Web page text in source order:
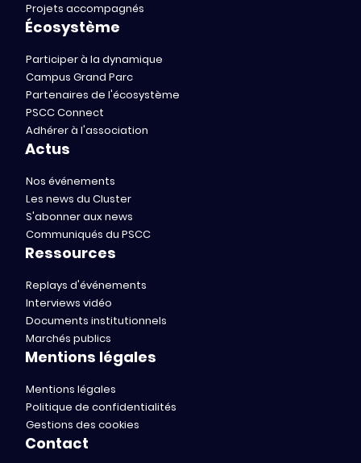
Projets accompagnés
Écosystème
Participer à la dynamique
Campus Grand Parc
Partenaires de l'écosystème
PSCC Connect
Adhérer à l'association
Actus
Nos événements
Les news du Cluster
S'abonner aux news
Communiqués du PSCC
Ressources
Replays d'événements
Interviews vidéo
Documents institutionnels
Marchés publics
Mentions légales
Mentions légales
Politique de confidentialités
Gestions des cookies
Contact